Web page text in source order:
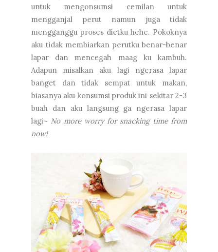
untuk mengonsumsi cemilan untuk
mengganjal perut namun juga tidak
mengganggu proses dietku hehe. Pokoknya
aku tidak membiarkan perutku benar-benar
lapar dan mencegah maag ku kambuh.
Adapun misalkan aku lagi ngerasa lapar
banget dan tidak sempat untuk makan,
biasanya aku konsumsi produk ini sekitar 2-3
buah dan aku langsung ga ngerasa lapar
lagi~ No more worry for snacking time from
now!